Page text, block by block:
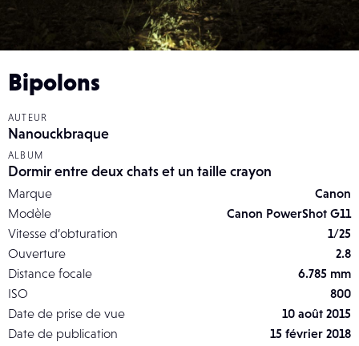
Bipolons
AUTEUR
Nanouckbraque
ALBUM
Dormir entre deux chats et un taille crayon
Marque
Canon
Modèle
Canon PowerShot G11
Vitesse d’obturation
1/25
Ouverture
2.8
Distance focale
6.785 mm
ISO
800
Date de prise de vue
10 août 2015
Date de publication
15 février 2018